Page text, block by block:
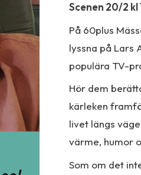
Scenen 20/2 kl
På 60plus
lyssna på Lars
populära TV-
Hör dem
kärleken
livet längs
värme, humor
Som om det